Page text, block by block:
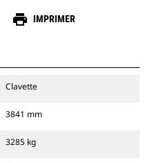
print IMPRIMER
Clavette
3841 mm
3285 kg